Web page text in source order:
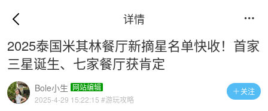
详情 
2025泰国米其林餐厅新摘星名单快收！首家
三星诞生、七家餐厅获肯定
关注
Bole小生 网站编辑
2025-4-29 15:22:15 #游玩攻略